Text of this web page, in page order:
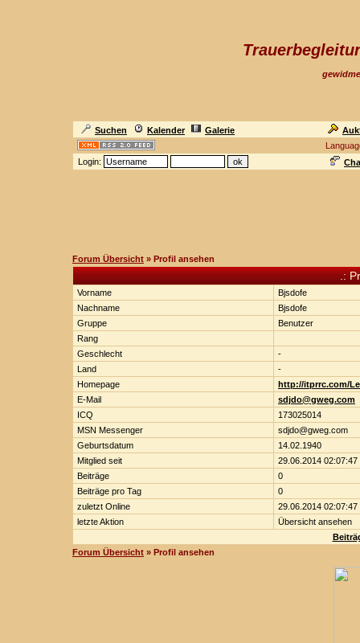
Suchen Kalender Galerie
Login:
Forum Übersicht » Profil ansehen
.:
Vorname
Bjsdofe
Nachname
Bjsdofe
Gruppe
Benutzer
Rang
Geschlecht
-
Land
-
Homepage
http://itprrc.com/
E-Mail
sdjdo@gweg.com
ICQ
173025014
MSN Messenger
sdjdo@gweg.com
Geburtsdatum
14.02.1940
Mitglied seit
29.06.2014 02:07:47
Beiträge
0
Beiträge pro Tag
0
zuletzt Online
29.06.2014 02:07:47
letzte Aktion
Übersicht ansehen
Forum Übersicht » Profil ansehen